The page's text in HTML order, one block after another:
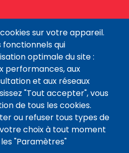
sur votre appareil.
fonctionnels qui
optimale du site :
performances, aux
et aux réseaux
"Tout accepter", vous
de tous les cookies.
ou refuser tous types de
choix à tout moment
"Paramètres"
NATIONALE
Suivez-nous